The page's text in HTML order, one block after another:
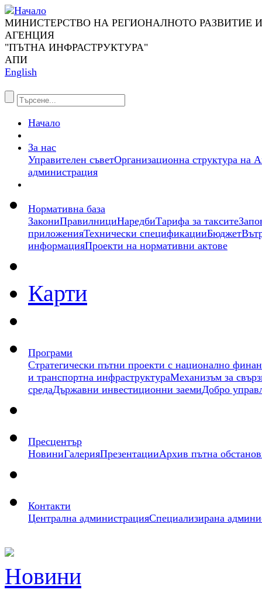
МИНИСТЕРСТВО НА РЕГИОНАЛНОТО РАЗВИТИЕ
АГЕНЦИЯ
"ПЪТНА ИНФРАСТРУКТУРА"
АПИ
English
Начало
За нас
Управителен съветОрганизационна структура на
администрация
Нормативна база
ЗакониПравилнициНаредбиТарифа за таксите
приложенияТехнически спецификацииБюджет
информацияПроекти на нормативни актове
Карти
Програми
Стратегически пътни проекти с национално
и транспортна инфраструктураМеханизъм за
средаДържавни инвестиционни заемиДобро
Пресцентър
НовиниГалерияПрезентацииАрхив пътна
Контакти
Централна администрацияСпециализирана
Новини